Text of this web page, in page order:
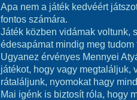
Apa nem a játék kedvéért
fontos számára.
Játék közben vidámak voltunk,
édesapámat mindig meg
Ugyanez érvényes Mennyei
játékot, hogy vagy megtaláljuk,
rátaláljunk, nyomokat hagy
Mai igénk is biztosít róla, hogy